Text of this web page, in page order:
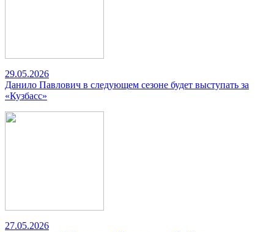
29.05.2026
Данило Павлович в следующем сезоне будет выступать за
«Кузбасс»
27.05.2026